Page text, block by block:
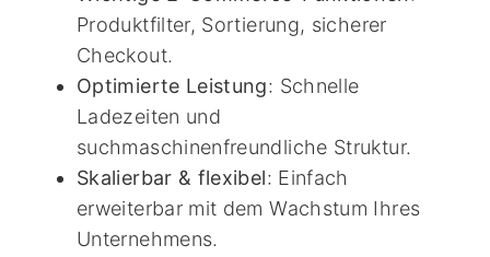
Produktfilter, Sortierung, sicherer
Checkout.
Optimierte Leistung: Schnelle
Ladezeiten und
suchmaschinenfreundliche Struktur.
Skalierbar & flexibel: Einfach
erweiterbar mit dem Wachstum Ihres
Unternehmens.